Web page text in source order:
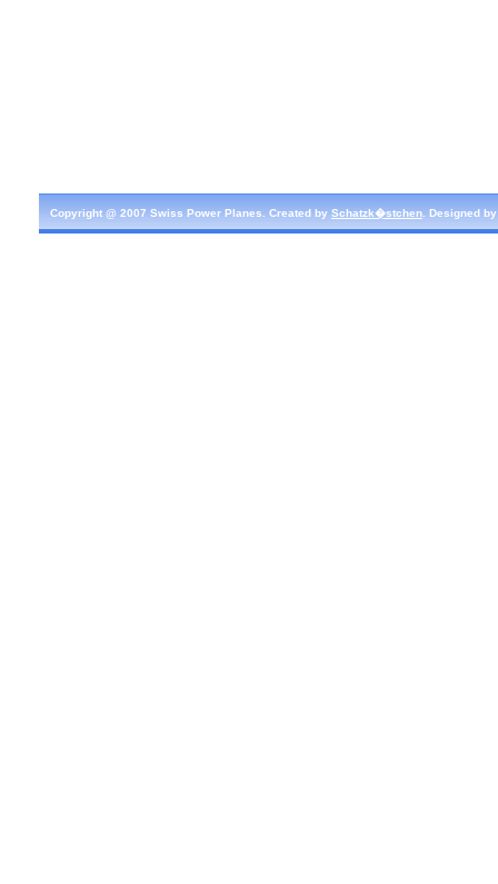
Copyright @ 2007 Swiss Power Planes. Created by Schatzk�stchen . Designed